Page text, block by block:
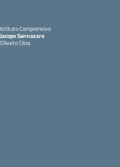
Istituto Comprensivo
Jacopo Sannazaro
Oliveto Citra